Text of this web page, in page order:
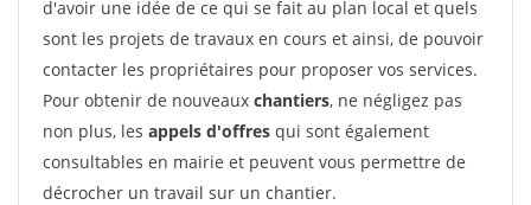
d'avoir une idée de ce qui se fait au plan local et quels
sont les projets de travaux en cours et ainsi, de pouvoir
contacter les propriétaires pour proposer vos services.
Pour obtenir de nouveaux chantiers, ne négligez pas
non plus, les appels d'offres qui sont également
consultables en mairie et peuvent vous permettre de
décrocher un travail sur un chantier.